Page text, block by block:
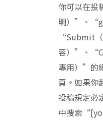
你可以在
明）”、
“Submit
容）”、
專用）”的
頁。如果你
投稿規定必
中搜索